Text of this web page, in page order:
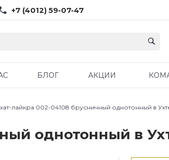
+7 (4012) 59-07-47
БЛОГ АКЦИИ
лайкра 002-04108 брусничный однотонный в
однотонный в